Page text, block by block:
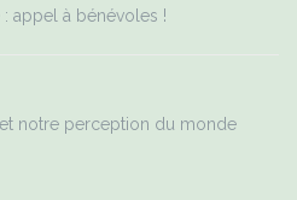
appel à bénévoles !
et notre perception du monde